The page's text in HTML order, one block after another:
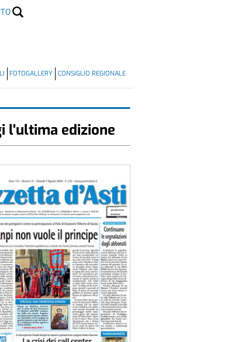
FOTOGALLERY CONSIGLIO REGIONALE
l'ultima edizione